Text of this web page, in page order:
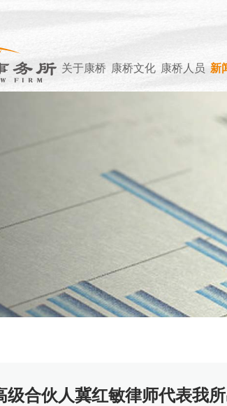
关于康桥 康桥文化 康桥人员 新
级合伙人冀红敏律师代表我